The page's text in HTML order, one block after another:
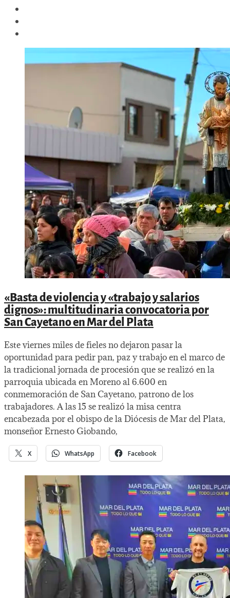
«Basta de violencia y «trabajo y salarios
dignos»: multitudinaria convocatoria por
San Cayetano en Mar del Plata
Este viernes miles de fieles no dejaron pasar la
oportunidad para pedir pan, paz y trabajo en el marco de
la tradicional jornada de procesión que se realizó en la
parroquia ubicada en Moreno al 6.600 en
conmemoración de San Cayetano, patrono de los
trabajadores. A las 15 se realizó la misa centra
encabezada por el obispo de la Diócesis de Mar del Plata,
monseñor Ernesto Giobando,
X WhatsApp Facebook